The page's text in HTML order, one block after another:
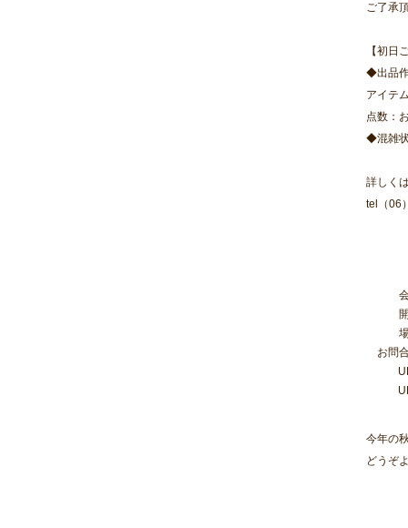
ご了承
【初日
◆出品
アイテ
点数：
◆混雑
詳しく
tel（06
お問
今年の
どうぞ